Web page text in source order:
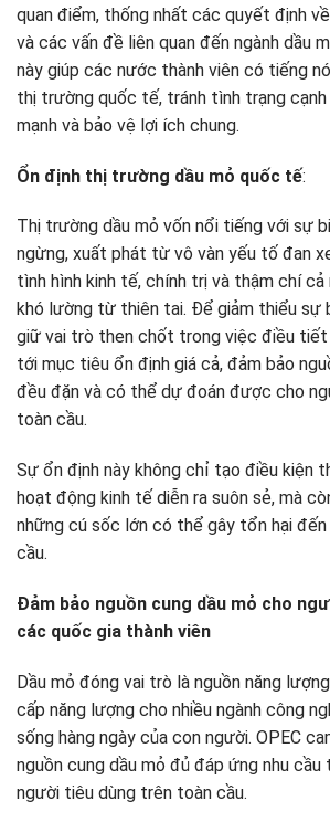
quan điểm, thống nhất các quyết định
và các vấn đề liên quan đến ngành dầu
này giúp các nước thành viên có tiếng
thị trường quốc tế, tránh tình trạng cạnh
mạnh và bảo vệ lợi ích chung.
Ổn định thị trường dầu mỏ quốc tế:
Thị trường dầu mỏ vốn nổi tiếng với sự
ngừng, xuất phát từ vô vàn yếu tố đan
tình hình kinh tế, chính trị và thậm chí
khó lường từ thiên tai. Để giảm thiểu sự
giữ vai trò then chốt trong việc điều tiết
tới mục tiêu ổn định giá cả, đảm bảo
đều đặn và có thể dự đoán được cho
toàn cầu.
Sự ổn định này không chỉ tạo điều kiện
hoạt động kinh tế diễn ra suôn sẻ, mà
những cú sốc lớn có thể gây tổn hại
cầu.
Đảm bảo nguồn cung dầu mỏ cho
các quốc gia thành viên
Dầu mỏ đóng vai trò là nguồn năng
cấp năng lượng cho nhiều ngành công
sống hàng ngày của con người. OPEC
nguồn cung dầu mỏ đủ đáp ứng nhu
người tiêu dùng trên toàn cầu.